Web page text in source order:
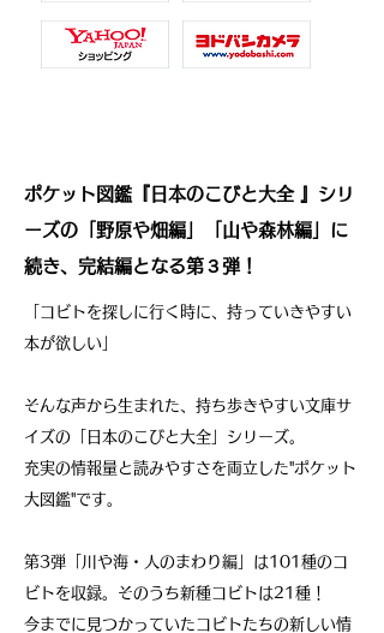
ポケット図鑑『日本のこびと大全 』シリ
ーズの「野原や畑編」「山や森林編」に
続き、完結編となる第３弾！
「コビトを探しに行く時に、持っていきやすい
本が欲しい」
そんな声から生まれた、持ち歩きやすい文庫サ
イズの「日本のこびと大全」シリーズ。
充実の情報量と読みやすさを両立した"ポケット
大図鑑"です。
第3弾「川や海・人のまわり編」は101種のコ
ビトを収録。そのうち新種コビトは21種！
今までに見つかっていたコビトたちの新しい情